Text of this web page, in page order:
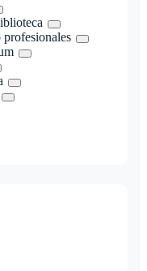
profesionales